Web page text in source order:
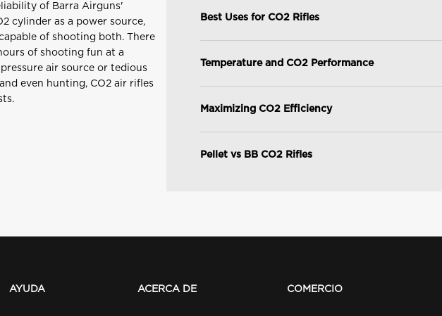
of Barra Airguns'
cylinder as a power source,
of shooting both. There
of shooting fun at a
air source or tedious
even hunting, CO2 air rifles
Best Uses for CO2 Rifles
Temperature and CO2 Performance
Maximizing CO2 Efficiency
Pellet vs BB CO2 Rifles
AYUDA ACERCA DE COMERCIO